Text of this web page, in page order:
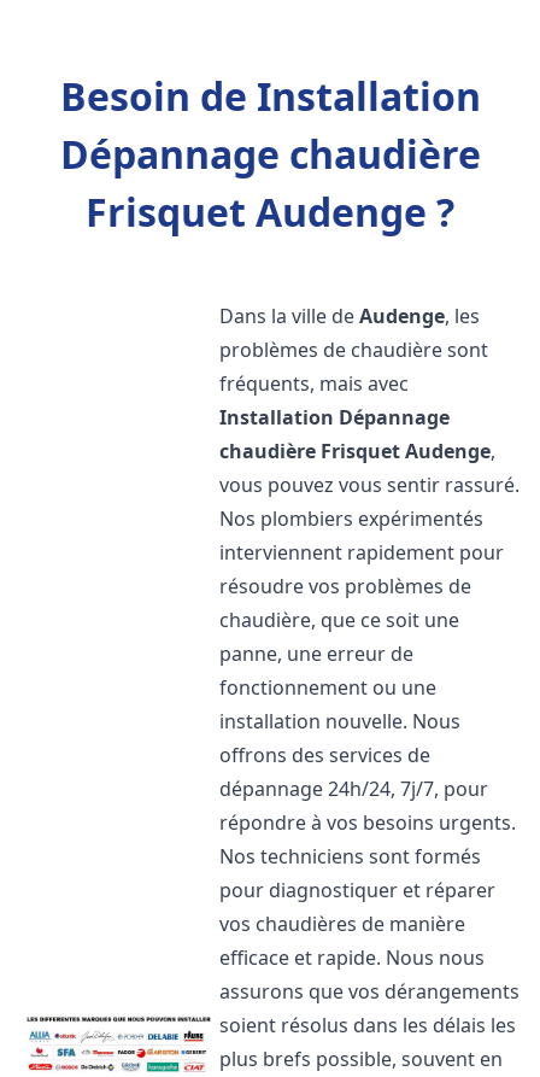
Besoin de Installation
Dépannage chaudière
Frisquet Audenge ?
Dans la ville deAudenge, les
problèmes de chaudière sont
fréquents, mais avec
Installation Dépannage
chaudière FrisquetAudenge,
vous pouvez vous sentir rassuré.
Nos plombiers expérimentés
interviennent rapidement pour
résoudre vos problèmes de
chaudière, que ce soit une
panne, une erreur de
fonctionnement ou une
installation nouvelle. Nous
offrons des services de
dépannage 24h/24, 7j/7, pour
répondre à vos besoins urgents.
Nos techniciens sont formés
pour diagnostiquer et réparer
vos chaudières de manière
efficace et rapide. Nous nous
assurons que vos dérangements
soient résolus dans les délais les
plus brefs possible, souvent en